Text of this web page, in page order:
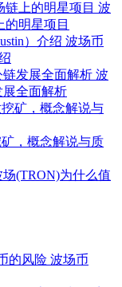
波
的明星项目
波场币
波
全面解析
，概念解说与质
场(TRON)为什么值
波场币